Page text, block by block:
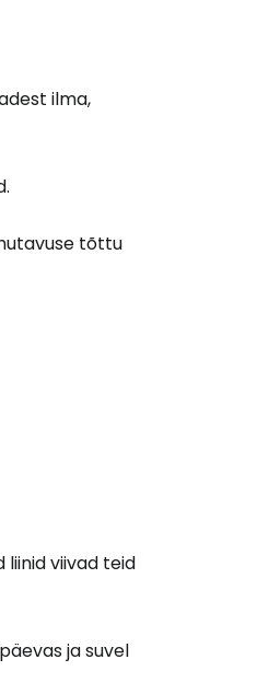
ilma,
tõttu
liinid viivad teid
ja suvel